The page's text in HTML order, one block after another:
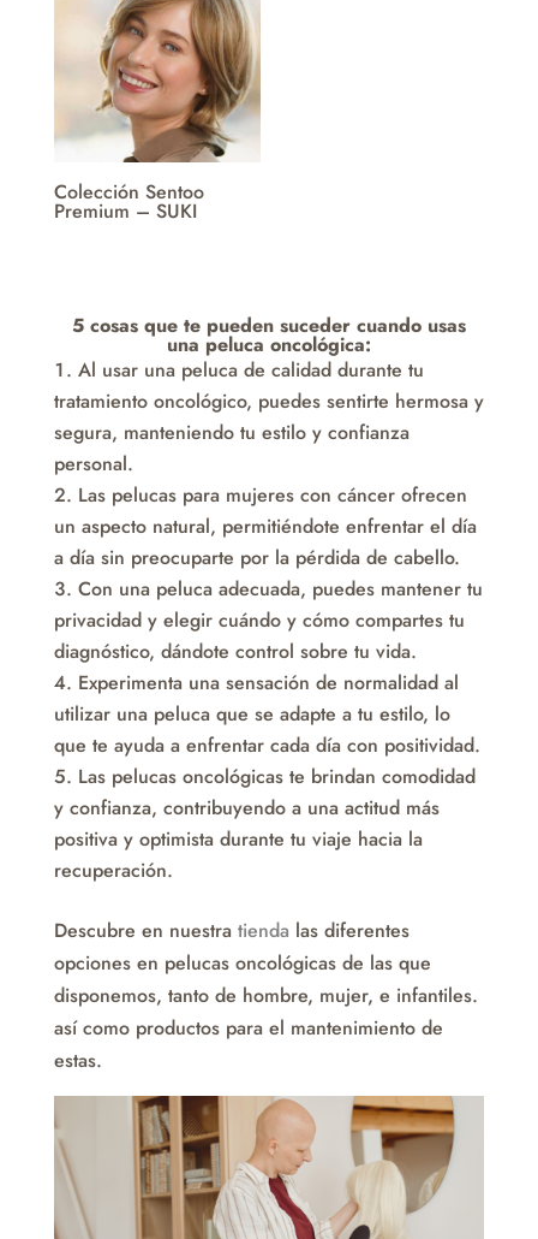
Colección Sentoo
Premium – SUKI
5 cosas que te pueden suceder cuando usas
una peluca oncológica:
Al usar una peluca de calidad durante tu
tratamiento oncológico, puedes sentirte hermosa y
segura, manteniendo tu estilo y confianza
personal.
Las pelucas para mujeres con cáncer ofrecen
un aspecto natural, permitiéndote enfrentar el día
a día sin preocuparte por la pérdida de cabello.
Con una peluca adecuada, puedes mantener tu
privacidad y elegir cuándo y cómo compartes tu
diagnóstico, dándote control sobre tu vida.
Experimenta una sensación de normalidad al
utilizar una peluca que se adapte a tu estilo, lo
que te ayuda a enfrentar cada día con positividad.
Las pelucas oncológicas te brindan comodidad
y confianza, contribuyendo a una actitud más
positiva y optimista durante tu viaje hacia la
recuperación.
Descubre en nuestra tienda las diferentes
opciones en pelucas oncológicas de las que
disponemos, tanto de hombre, mujer, e infantiles.
así como productos para el mantenimiento de
estas.